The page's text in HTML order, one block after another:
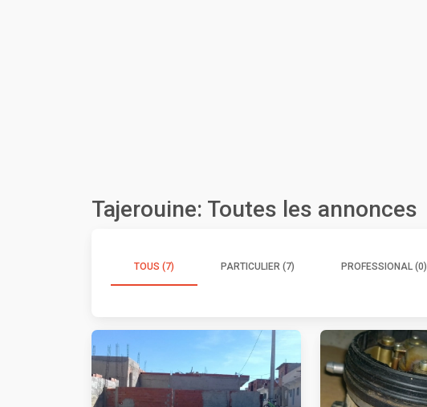
Tajerouine: Toutes les annonces
TOUS (7) PARTICULIER (7) PROFESSIONAL (0)